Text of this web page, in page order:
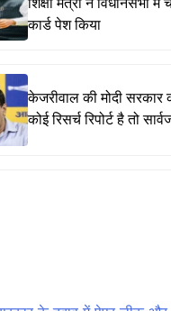
कार्ड पेश किया
केजरीवाल की मोदी
कोई रिसर्च रिपोर्ट है तो